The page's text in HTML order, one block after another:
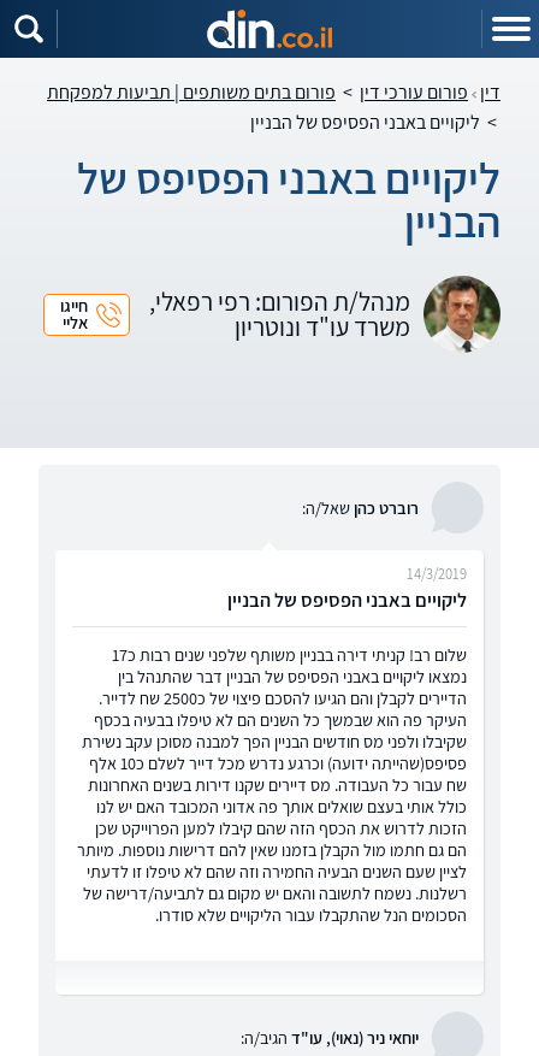
דין פורום עורכי דין > פורום בתים משותפים | תביעות למפקחת
> ליקויים באבני הפסיפס של הבניין
ליקויים באבני הפסיפס של
הבניין
מנהל/ת הפורום: רפי רפאלי,
משרד עו"ד ונוטריון
חייגו
אליי
רוברט כהןשאל/ה:
ליקויים באבני הפסיפס של הבניין
14/3/2019
שלום רב! קניתי דירה בבניין משותף שלפני שנים רבות כ17
נמצאו ליקויים באבני הפסיפס של הבניין דבר שהתנהל בין
הדיירים לקבלן והם הגיעו להסכם פיצוי של כ2500 שח לדייר.
העיקר פה הוא שבמשך כל השנים הם לא טיפלו בבעיה בכסף
שקיבלו ולפני מס חודשים הבניין הפך למבנה מסוכן עקב נשירת
פסיפס(שהייתה ידועה) וכרגע נדרש מכל דייר לשלם כ10 אלף
שח עבור כל העבודה. מס דיירים שקנו דירות בשנים האחרונות
כולל אותי בעצם שואלים אותך פה אדוני המכובד האם יש לנו
הזכות לדרוש את הכסף הזה שהם קיבלו למען הפרוייקט שכן
הם גם חתמו מול הקבלן בזמנו שאין להם דרישות נוספות. מיותר
לציין שעם השנים הבעיה החמירה וזה שהם לא טיפלו זו לדעתי
רשלנות. נשמח לתשובה והאם יש מקום גם לתביעה/דרישה של
הסכומים הנל שהתקבלו עבור הליקויים שלא סודרו.
יוחאי ניר (נאוי), עו"ד הגיב/ה: